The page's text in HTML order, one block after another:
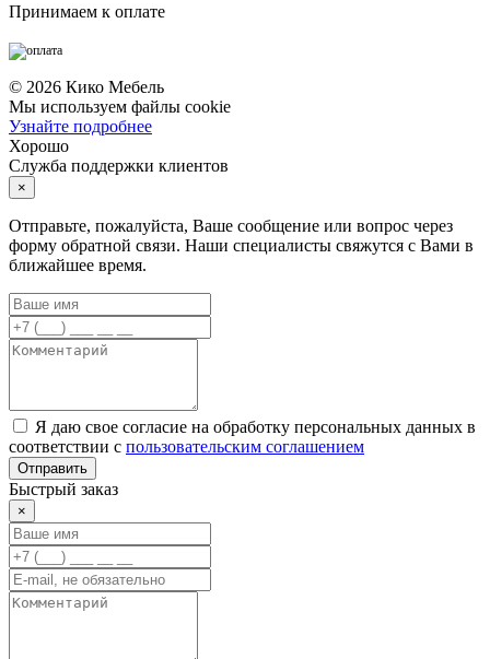
Принимаем к оплате
© 2026 Кико Мебель
Мы используем файлы cookie
Узнайте подробнее
Хорошо
Служба поддержки клиентов
×
Отправьте, пожалуйста, Ваше сообщение или вопрос через
форму обратной связи. Наши специалисты свяжутся с Вами в
ближайшее время.
Я даю свое согласие на обработку персональных данных в
соответствии с пользовательским соглашением
Отправить
Быстрый заказ
×